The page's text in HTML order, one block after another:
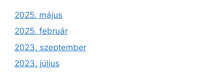
2025. május
2025. február
2023. szeptember
2023. július